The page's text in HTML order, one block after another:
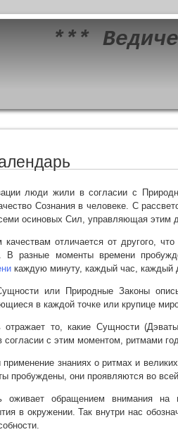
***
люди жили в согласии с
Сознания в человеке. С
осиновых Сил, управляющая этим
отличается от другого,
В разные моменты времени
каждую минуту, каждый час,
или Природные Законы
в каждой точке или крупице
отражает то, какие Сущности
согласии с этим моментом, ритмами
знаниях о ритмах и
пробуждены, они проявляются во
оживает обращением внимания
в окружении. Так внутри нас